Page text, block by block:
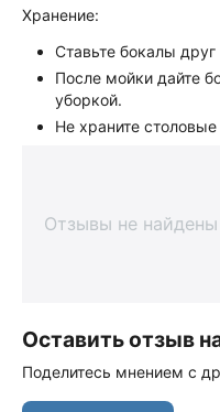
Хранение:
Ставьте бокалы
После мойки дайте
уборкой.
Не храните
Отзывы не найдены
Оставить отзыв
Поделитесь мнением с